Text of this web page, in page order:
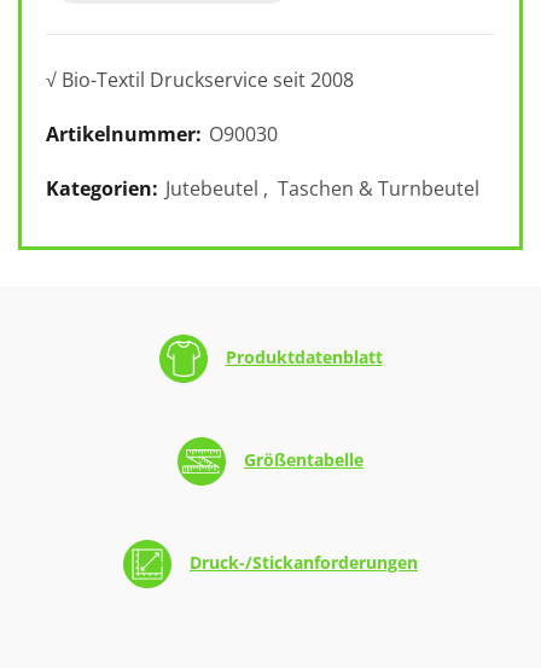
√ Bio-Textil Druckservice seit 2008
Artikelnummer: O90030
Kategorien: Jutebeutel , Taschen & Turnbeutel
Produktdatenblatt
Größentabelle
Druck-/Stickanforderungen